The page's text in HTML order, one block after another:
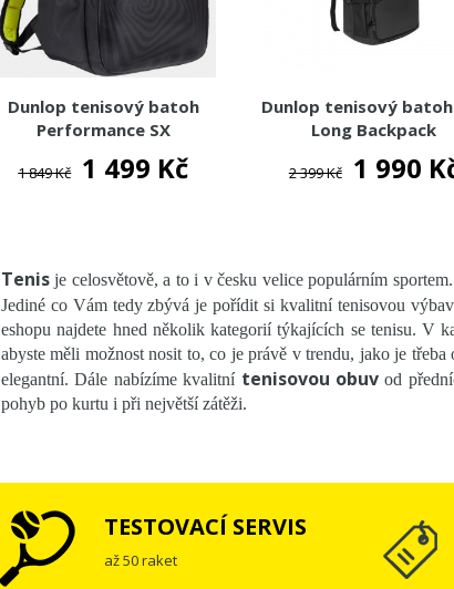
Dunlop tenisový batoh
Performance SX
1 849 Kč 1 499 Kč
Dunlop tenisový
Long Backpack
2 399 Kč 1 990
Tenis je celosvětově, a to i v česku velice populárním
Jediné co Vám tedy zbývá je pořídit si kvalitní tenisovou
eshopu najdete hned několik kategorií týkajících se tenisu. V
abyste měli možnost nosit to, co je právě v trendu, jako je
elegantní. Dále nabízíme kvalitní tenisovou obuv od
pohyb po kurtu i při největší zátěži.
TESTOVACÍ SERVIS
až 50 raket